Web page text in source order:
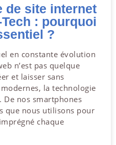
de site internet
: pourquoi
?
en constante évolution
n’est pas quelque
et laisser sans
la technologie
De nos smartphones
que nous utilisons pour
chaque